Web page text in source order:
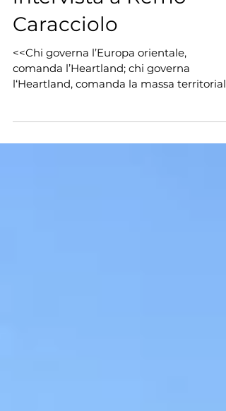
Tuscolana:
intervista a Remo
Caracciolo
comanda l’Heartland; chi governa